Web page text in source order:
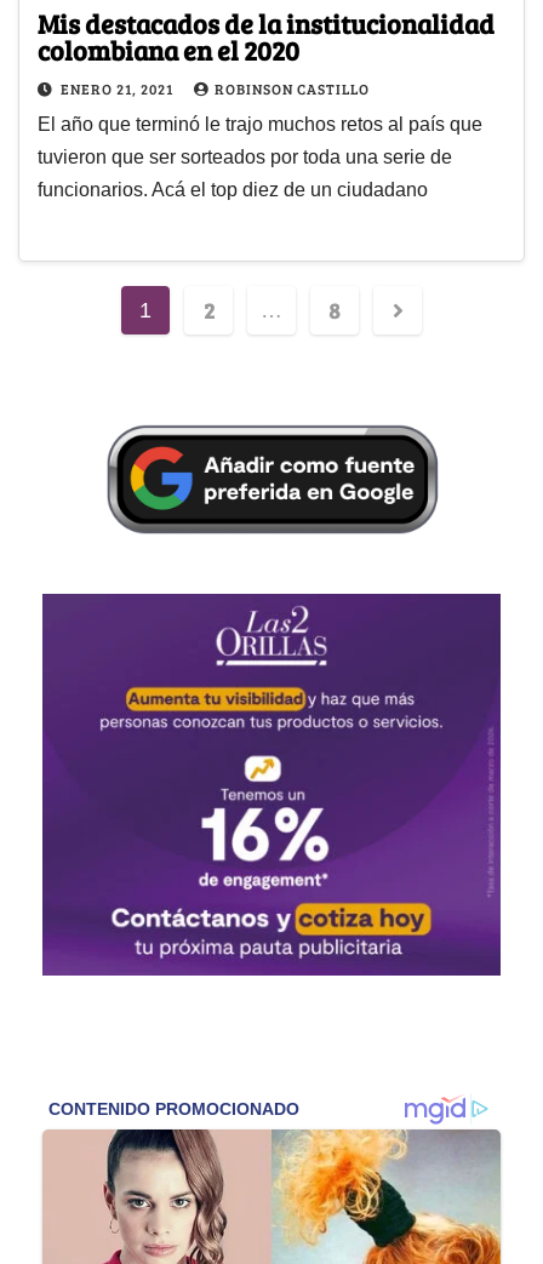
Mis destacados de la institucionalidad
colombiana en el 2020
ENERO 21, 2021 ROBINSON CASTILLO
El año que terminó le trajo muchos retos al país que
tuvieron que ser sorteados por toda una serie de
funcionarios. Acá el top diez de un ciudadano
1 2 … 8